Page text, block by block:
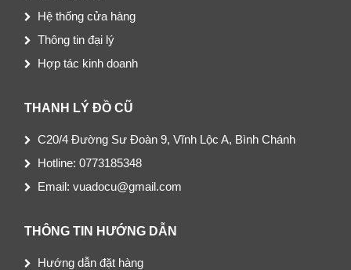
Hệ thống cửa hàng
Thông tin đại lý
Hợp tác kinh doanh
THANH LÝ ĐỒ CŨ
C20/4 Đường Sư Đoàn 9, Vĩnh Lộc A, Bình Chánh
Hotline: 0773185348
Email: vuadocu@gmail.com
THÔNG TIN HƯỚNG DẪN
Hướng dẫn đặt hàng